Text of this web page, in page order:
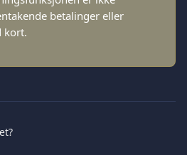
betalinger eller
kort.